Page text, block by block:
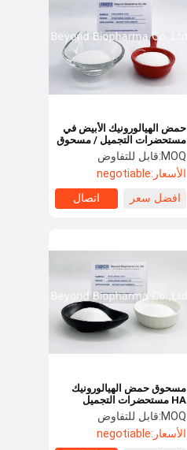
حمض الهيالورونيك الأبيض في
مستحضرات التجميل / مسحوق
الكولاجين بالإضافة إلى حمض
الهيالورونيك
MOQ: قابل للتفاوض
الأسعار:negotiable
افضل سعر
اتصال
مسحوق حمض الهيالورونيك
HA مستحضرات التجميل
بدرجة ذوبان جيدة في الماء
MOQ: قابل للتفاوض
الأسعار:negotiable